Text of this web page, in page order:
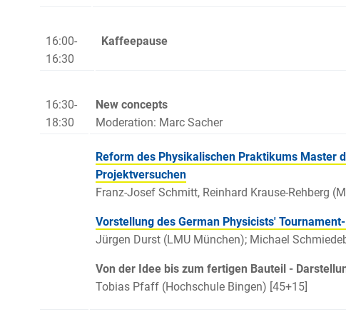
16:00-
16:30
Kaffeepause
16:30-
18:30
New concepts
Moderation: Marc Sacher
Reform des Physikalischen Praktikums Master
Projektversuchen
Franz-Josef Schmitt, Reinhard Krause-Rehberg
Vorstellung des German Physicists'
Jürgen Durst (LMU München); Michael
Von der Idee bis zum fertigen Bauteil -
Tobias Pfaff (Hochschule Bingen) [45+15]